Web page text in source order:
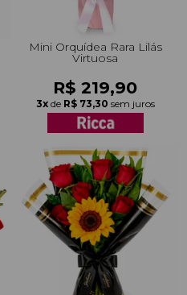
Mini Orquídea Rara Lilás
Virtuosa
R$ 219,90
3x de R$ 73,30 sem juros